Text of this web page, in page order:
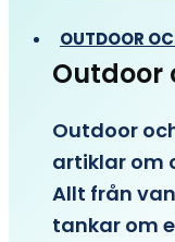
OUTDOOR
Outdoor
Outdoor
artiklar om
Allt från
tankar om